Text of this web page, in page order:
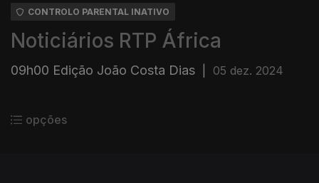
CONTROLO PARENTAL INATIVO
Noticiários RTP África
09h00 Edição João Costa Dias 05 dez. 2024
opções